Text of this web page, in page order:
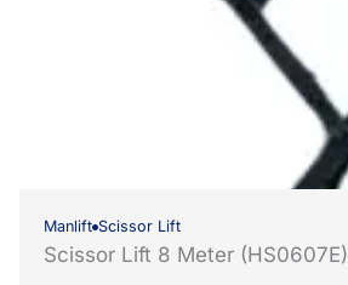
Manlift Scissor Lift
Scissor Lift 8 Meter (HS0607E)